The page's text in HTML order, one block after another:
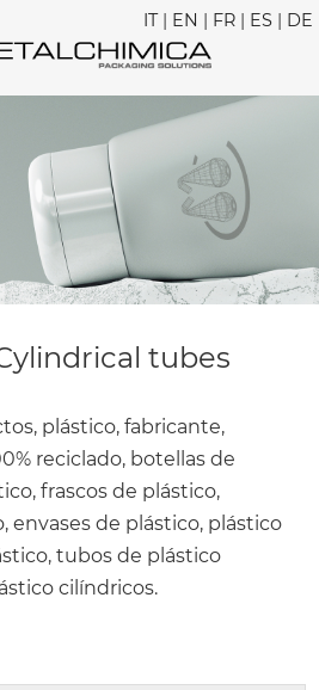
IT| EN | FR | ES | DE
tubes
plástico, fabricante,
reciclado, botellas de
frascos de plástico,
envases de plástico, plástico
tubos de plástico
cilíndricos.